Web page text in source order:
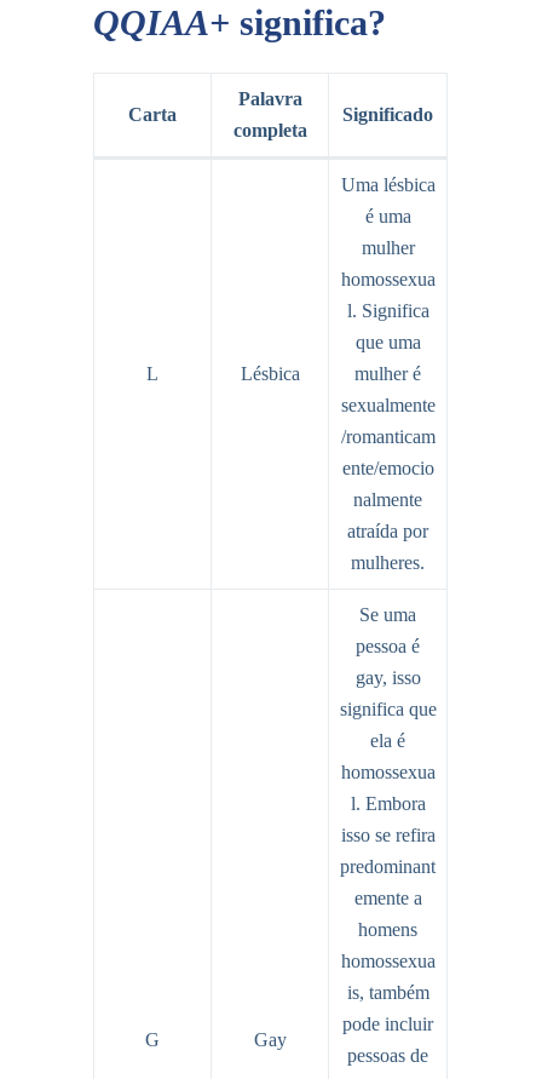
QQIAA+ significa?
Carta
Palavra
completa
Significado
L Lésbica
Uma lésbica
é uma
mulher
homossexua
l. Significa
que uma
mulher é
sexualmente
/romanticam
ente/emocio
nalmente
atraída por
mulheres.
G Gay
Se uma
pessoa é
gay, isso
significa que
ela é
homossexua
l. Embora
isso se refira
predominant
emente a
homens
homossexua
is, também
pode incluir
pessoas de